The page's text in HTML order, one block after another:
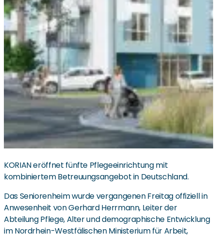
KORIAN eröffnet fünfte Pflegeeinrichtung mit
kombiniertem Betreuungsangebot in Deutschland.
Das Seniorenheim wurde vergangenen Freitag offiziell in
Anwesenheit von Gerhard Herrmann, Leiter der
Abteilung Pflege, Alter und demographische Entwicklung
im Nordrhein-Westfälischen Ministerium für Arbeit,